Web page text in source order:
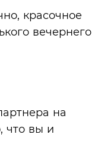
красочное
вечернего
на
что вы и